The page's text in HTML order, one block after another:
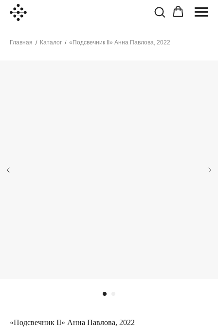
Главная / Каталог / «Подсвечник II» Анна Павлова, 2022
«Подсвечник II» Анна Павлова, 2022